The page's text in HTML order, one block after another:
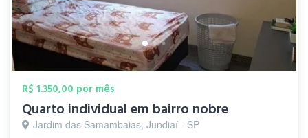
R$ 1.350,00 por mês
Quarto individual em bairro nobre
Jardim das Samambaias, Jundiaí - SP